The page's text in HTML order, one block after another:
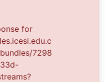
for
7298